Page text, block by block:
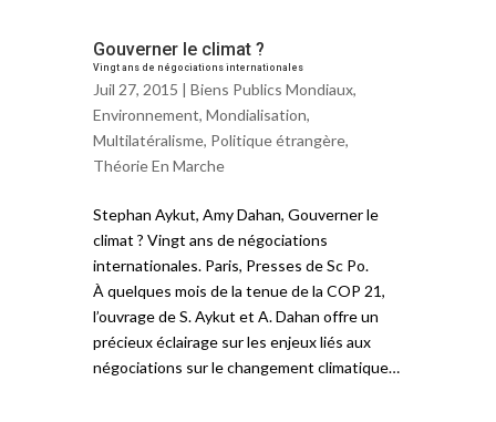
Gouverner le climat ?
Vingt ans de négociations internationales
Juil 27, 2015 | Biens Publics Mondiaux,
Environnement, Mondialisation,
Multilatéralisme, Politique étrangère,
Théorie En Marche
Stephan Aykut, Amy Dahan, Gouverner le
climat ? Vingt ans de négociations
internationales. Paris, Presses de Sc Po.
À quelques mois de la tenue de la COP 21,
l’ouvrage de S. Aykut et A. Dahan offre un
précieux éclairage sur les enjeux liés aux
négociations sur le changement climatique…